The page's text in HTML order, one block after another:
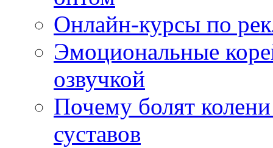
Онлайн-курсы по
Эмоциональные
озвучкой
Почему болят
суставов